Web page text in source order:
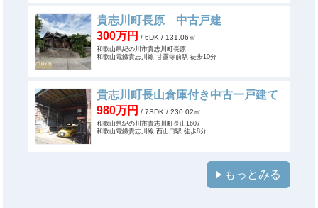
貴志川町長原 中古戸建
300万円 / 6DK / 131.06㎡
和歌山県紀の川市貴志川町長原
和歌山電鐵貴志川線 甘露寺前駅 徒歩10分
貴志川町長山倉庫付き中古一戸建て
980万円 / 7SDK / 230.02㎡
和歌山県紀の川市貴志川町長山1607
和歌山電鐵貴志川線 西山口駅 徒歩8分
もっとみる